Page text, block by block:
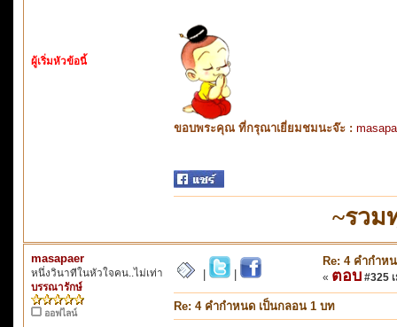
ผู้เริ่มหัวข้อนี้
ขอบพระคุณ ที่กรุณาเยี่ยมชมนะจ๊ะ :
~รวม
masapaer
หนึ่งวินาทีในหัวใจคน..ไม่เท่า
บรรณารักษ์
ออฟไลน์
Re: 4 คำกำห
« ตอบ #325
Re: 4 คำกำหนด เป็นกลอน 1 บท